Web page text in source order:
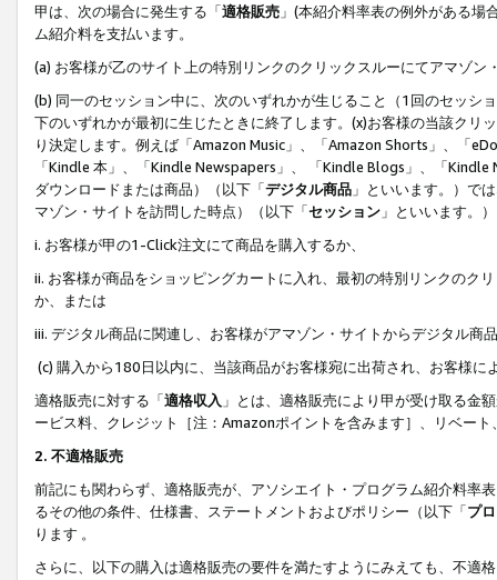
甲は、次の場合に発生する「適格販売 」(本紹介料率表の例外がある
ム紹介料を支払います。
(a) お客様が乙のサイト上の特別リンクのクリックスルーにてアマゾン
(b) 同一のセッション中に、次のいずれかが生じること（1回のセッシ
下のいずれかが最初に生じたときに終了します。(x)お客様の当該ク
り決定します。例えば「Amazon Music」、「Amazon Shorts」、「
「Kindle 本」、「Kindle Newspapers」、 「Kindle Blogs」、「
ダウンロードまたは商品）（以下「デジタル商品 」といいます。）で
マゾン・サイトを訪問した時点）（以下「セッション 」といいます。
i. お客様が甲の1-Click注文にて商品を購入するか、
ii. お客様が商品をショッピングカートに入れ、最初の特別リンクのク
か、または
iii. デジタル商品に関連し、お客様がアマゾン・サイトからデジタル
(c) 購入から180日以内に、当該商品がお客様宛に出荷され、お客様
適格販売に対する「適格収入 」とは、適格販売により甲が受け取る金
ービス料、クレジット［注：Amazonポイントを含みます］、リベー
2. 不適格販売
前記にも関わらず、適格販売が、アソシエイト・プログラム紹介料率
るその他の条件、仕様書、ステートメントおよびポリシー（以下「プ
ります 。
さらに、以下の購入は適格販売の要件を満たすようにみえても、不適